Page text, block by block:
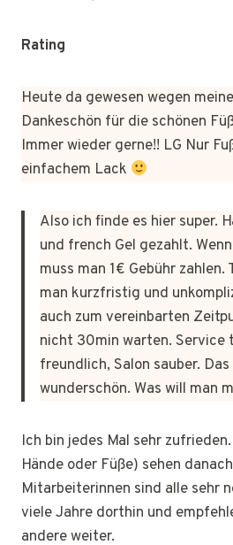
Rating
Heute da gewesen wegen
Dankeschön für die schönen
Immer wieder gerne!! LG Nur
einfachem Lack
Also ich finde es hier super.
und french Gel gezahlt.
muss man 1€ Gebühr zahlen.
man kurzfristig und
auch zum vereinbarten
nicht 30min warten. Service
freundlich, Salon sauber.
wunderschön. Was will man
Ich bin jedes Mal sehr
Hände oder Füße) sehen
Mitarbeiterinnen sind alle sehr
viele Jahre dorthin und
andere weiter.